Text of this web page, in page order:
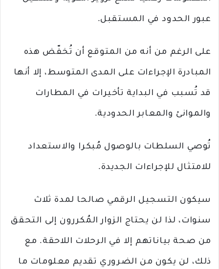
عبور الحدود في المستقبل.
على الرغم من أنه من المتوقع أن تُخفّض هذه
المبادرة الإجراءات على المدى المتوسط، إلا أنها
قد تُسبب في البداية تأخيرات في المطارات
والموانئ والمعابر الحدودية.
تُوصي السلطات بالوصول مُبكرا والاستعداد
للامتثال للإجراءات الجديدة.
سيكون التسجيل الرقمي صالحا لمدة ثلاث
سنوات، لذا لن يحتاج الزوار المُكررون إلى التحقق
من صحة بياناتهم إلا في الرحلات اللاحقة. مع
ذلك، لن يكون من الضروري تقديم معلومات ما